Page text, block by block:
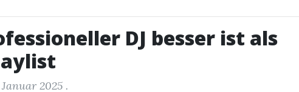
DJ besser ist als
Januar 2025 .